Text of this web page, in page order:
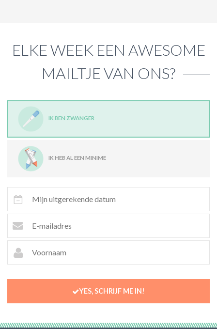
ELKE WEEK EEN AWESOME
MAILTJE VAN ONS?
IK BEN ZWANGER
IK HEB AL EEN MINIME
YES, SCHRIJF ME IN!